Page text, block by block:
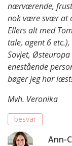
nærværende,
nok være svær at
Ellers alt med
tale, agent 6
Sovjet,
enestående
bøger jeg har
Mvh. Veronika
besvar
Ann-